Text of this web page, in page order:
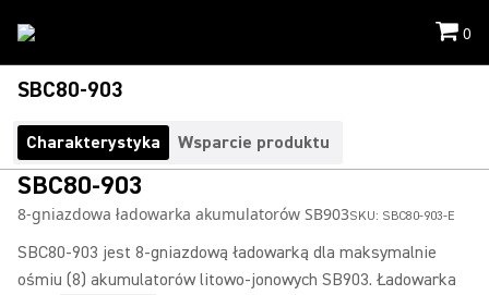
0
SBC80-903
Charakterystyka Wsparcie produktu
SBC80-903
8-gniazdowa ładowarka akumulatorów SB903SKU: SBC80-903-E
SBC80-903 jest 8-gniazdową ładowarką dla maksymalnie
ośmiu (8) akumulatorów litowo-jonowych SB903. Ładowarka